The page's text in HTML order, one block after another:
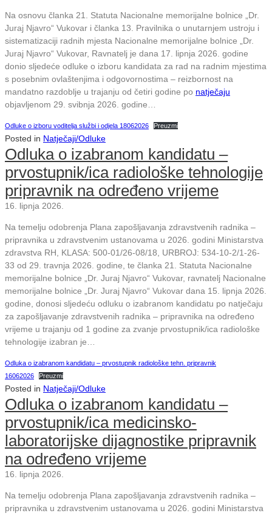
Na osnovu članka 21. Statuta Nacionalne memorijalne bolnice „Dr.
Juraj Njavro“ Vukovar i članka 13. Pravilnika o unutarnjem ustroju i
sistematizaciji radnih mjesta Nacionalne memorijalne bolnice „Dr.
Juraj Njavro“ Vukovar, Ravnatelj je dana 17. lipnja 2026. godine
donio sljedeće odluke o izboru kandidata za rad na radnim mjestima
s posebnim ovlaštenjima i odgovornostima – reizbornost na
mandatno razdoblje u trajanju od četiri godine po natječaju
objavljenom 29. svibnja 2026. godine…
Odluke o izboru voditelja službi i odjela 18062026 Preuzmi
Posted in Natječaji/Odluke
Odluka o izabranom kandidatu –
prvostupnik/ica radiološke tehnologije
pripravnik na određeno vrijeme
16. lipnja 2026.
Na temelju odobrenja Plana zapošljavanja zdravstvenih radnika –
pripravnika u zdravstvenim ustanovama u 2026. godini Ministarstva
zdravstva RH, KLASA: 500-01/26-08/18, URBROJ: 534-10-2/1-26-
33 od 29. travnja 2026. godine, te članka 21. Statuta Nacionalne
memorijalne bolnice „Dr. Juraj Njavro“ Vukovar, ravnatelj Nacionalne
memorijalne bolnice „Dr. Juraj Njavro“ Vukovar dana 15. lipnja 2026.
godine, donosi sljedeću odluku o izabranom kandidatu po natječaju
za zapošljavanje zdravstvenih radnika – pripravnika na određeno
vrijeme u trajanju od 1 godine za zvanje prvostupnik/ica radiološke
tehnologije izabran je…
Odluka o izabranom kandidatu – prvostupnik radiološke tehn. pripravnik
16062026
Preuzmi
Posted in Natječaji/Odluke
Odluka o izabranom kandidatu –
prvostupnik/ica medicinsko-
laboratorijske dijagnostike pripravnik
na određeno vrijeme
16. lipnja 2026.
Na temelju odobrenja Plana zapošljavanja zdravstvenih radnika –
pripravnika u zdravstvenim ustanovama u 2026. godini Ministarstva